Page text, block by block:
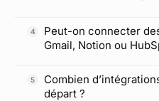
Peut-on connecter
Gmail, Notion ou
Combien
départ ?